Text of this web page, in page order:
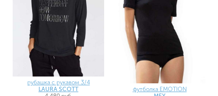
рубашка с рукавом 3/4
LAURA SCOTT
футболка EMOTION